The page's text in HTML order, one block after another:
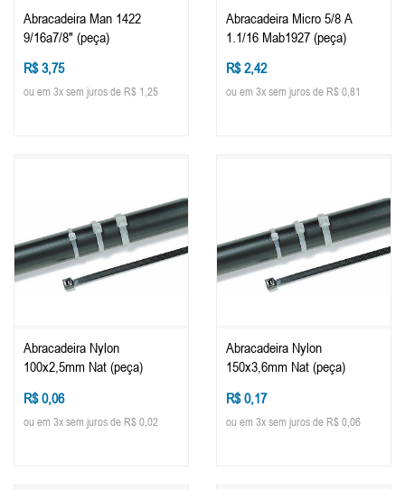
Abracadeira Man 1422
9/16a7/8" (peça)
R$ 3,75
ou em 3x sem juros de R$ 1,25
Abracadeira Micro 5/8 A
1.1/16 Mab1927 (peça)
R$ 2,42
ou em 3x sem juros de R$ 0,81
Abracadeira Nylon
100x2,5mm Nat (peça)
R$ 0,06
ou em 3x sem juros de R$ 0,02
Abracadeira Nylon
150x3,6mm Nat (peça)
R$ 0,17
ou em 3x sem juros de R$ 0,06